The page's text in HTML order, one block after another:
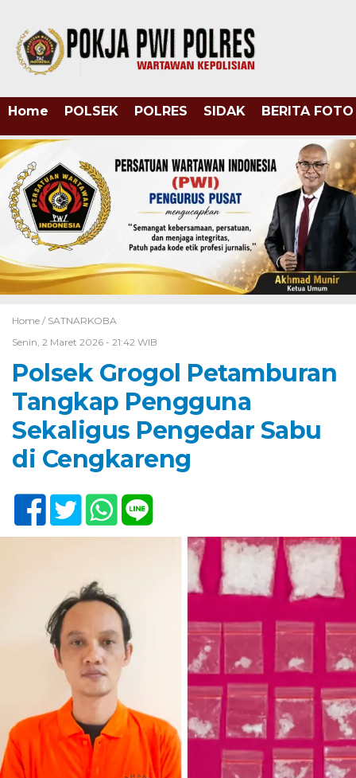
Home POLSEK POLRES SIDAK BERITA FOTO
Home / SATNARKOBA
Senin, 2 Maret 2026 - 21:42 WIB
Polsek Grogol Petamburan
Tangkap Pengguna
Sekaligus Pengedar Sabu
di Cengkareng